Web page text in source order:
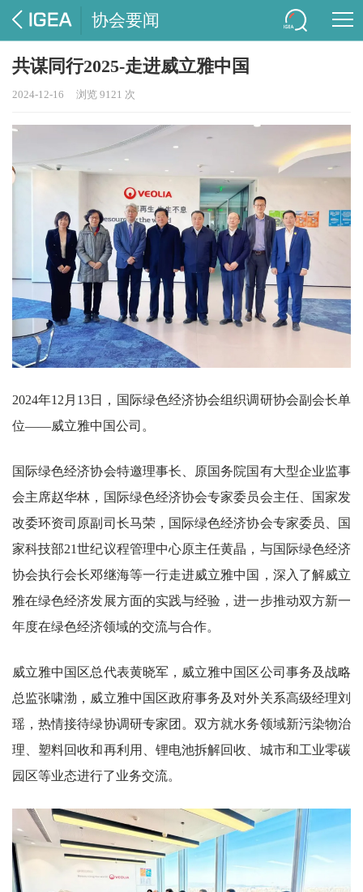
协会要闻
共谋同行2025-走进威立雅中国
2024-12-16 浏览 9121 次
2024年12月13日，国际绿色经济协会组织调研协会副会长单
位——威立雅中国公司。
国际绿色经济协会特邀理事长、原国务院国有大型企业监事
会主席赵华林，国际绿色经济协会专家委员会主任、国家发
改委环资司原副司长马荣，国际绿色经济协会专家委员、国
家科技部21世纪议程管理中心原主任黄晶，与国际绿色经济
协会执行会长邓继海等一行走进威立雅中国，深入了解威立
雅在绿色经济发展方面的实践与经验，进一步推动双方新一
年度在绿色经济领域的交流与合作。
威立雅中国区总代表黄晓军，威立雅中国区公司事务及战略
总监张啸渤，威立雅中国区政府事务及对外关系高级经理刘
瑶，热情接待绿协调研专家团。双方就水务领域新污染物治
理、塑料回收和再利用、锂电池拆解回收、城市和工业零碳
园区等业态进行了业务交流。